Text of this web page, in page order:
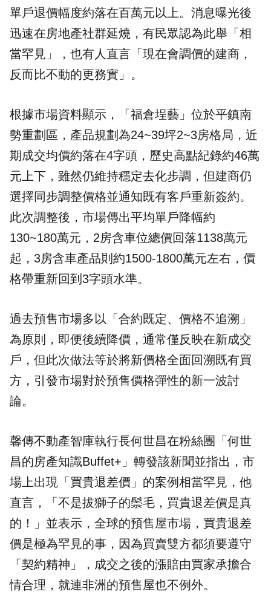
單戶退價幅度約落在百萬元以上。消息曝光後
迅速在房地產社群延燒，有民眾認為此舉「相
當罕見」，也有人直言「現在會調價的建商，
反而比不動的更務實」。
根據市場資料顯示，「福倉埕藝」位於平鎮南
勢重劃區 ，產品規劃為24~39坪2~3房格局，近
期成交均價約落在4字頭，歷史高點紀錄約46萬
元上下，雖然仍維持穩定去化步調，但建商仍
選擇同步調整價格並通知既有客戶重新簽約。
此次調整後，市場傳出平均單戶降幅約
130~180萬元，2房含車位總價回落1138萬元
起，3房含車產品則約1500-1800萬元左右，價
格帶重新回到3字頭水準。
過去預售市場多以「合約既定、價格不追溯」
為原則，即便後續降價，通常僅反映在新成交
戶，但此次做法等於將新價格全面回溯既有買
方，引發市場對於預售價格彈性的新一波討
論。
馨傳不動產智庫執行長何世昌在粉絲團「何世
昌的房產知識Buffet+」轉發該新聞並指出，市
場上出現「買貴退差價」的案例相當罕見，他
直言，「不是拔獅子的鬃毛，買貴退差價是真
的！」並表示，全球的預售屋市場，買貴退差
價是極為罕見的事，因為買賣雙方都須要遵守
「契約精神」，成交之後的漲賠由買家承擔合
情合理，就連非洲的預售屋也不例外。